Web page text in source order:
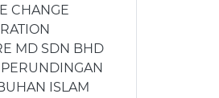
CHANGE
MD SDN BHD
ISLAM